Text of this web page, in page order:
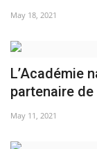
Les auspices
Mouvement de
Nasser
May 18, 2021
L’Académie
partenaire de
May 11, 2021